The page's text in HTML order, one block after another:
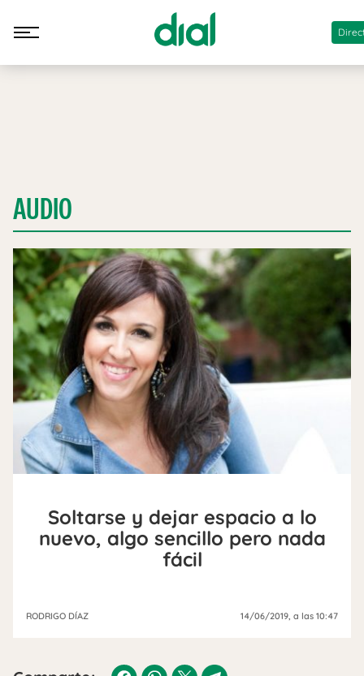
AUDIO
Soltarse y dejar espacio a lo
nuevo, algo sencillo pero nada
fácil
RODRIGO DÍAZ 14/06/2019 , a las 10:47